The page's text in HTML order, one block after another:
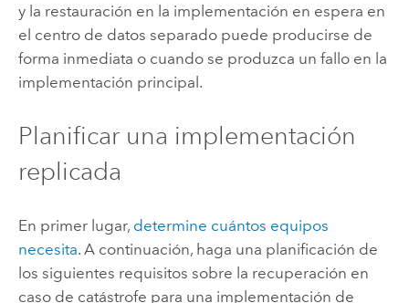
y la restauración en la implementación en espera en
el centro de datos separado puede producirse de
forma inmediata o cuando se produzca un fallo en la
implementación principal.
Planificar una implementación
replicada
En primer lugar, determine cuántos equipos
necesita. A continuación, haga una planificación de
los siguientes requisitos sobre la recuperación en
caso de catástrofe para una implementación de